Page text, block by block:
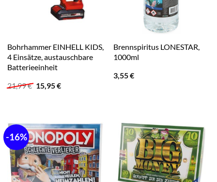
Bohrhammer EINHELL KIDS,
4 Einsätze, austauschbare
Batterieeinheit
21,99€ Ursprünglicher
Preis
15,95€Aktueller
Brennspiritus LONESTAR,
1000ml
3,55€
-16%